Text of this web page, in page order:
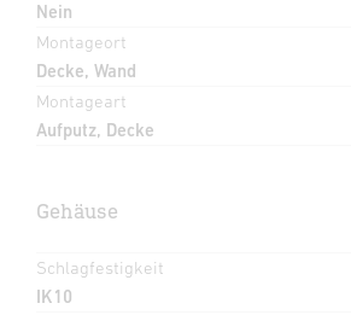
Nein
Montageort
Decke, Wand
Montageart
Aufputz, Decke
Gehäuse
Schlagfestigkeit
IK10